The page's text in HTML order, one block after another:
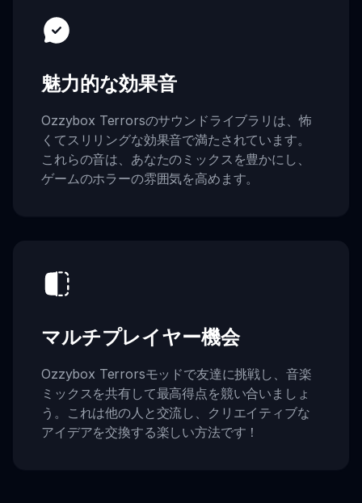
魅力的な効果音
Ozzybox Terrorsのサウンドライブラリは、怖
くてスリリングな効果音で満たされています。
これらの音は、あなたのミックスを豊かにし、
ゲームのホラーの雰囲気を高めます。
マルチプレイヤー機会
Ozzybox Terrorsモッドで友達に挑戦し、音楽
ミックスを共有して最高得点を競い合いましょ
う。これは他の人と交流し、クリエイティブな
アイデアを交換する楽しい方法です！